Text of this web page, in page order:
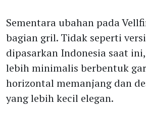
Sementara ubahan pada
bagian gril. Tidak seperti
dipasarkan Indonesia saat
lebih minimalis berbentuk
horizontal memanjang dan
yang lebih kecil elegan.